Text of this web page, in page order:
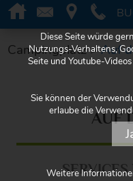
Campingplatz >Auf
AUF
Diese Seite würde
Nutzungs-Verhaltens,
Seite und Youtube-
Sie können der
erlaube die
Weitere